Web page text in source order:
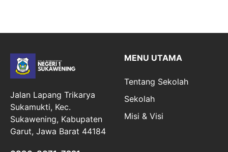
Jalan Lapang Trikarya
Sukamukti, Kec.
Sukawening, Kabupaten
Garut, Jawa Barat 44184
MENU UTAMA
Tentang Sekolah
Sekolah
Misi & Visi